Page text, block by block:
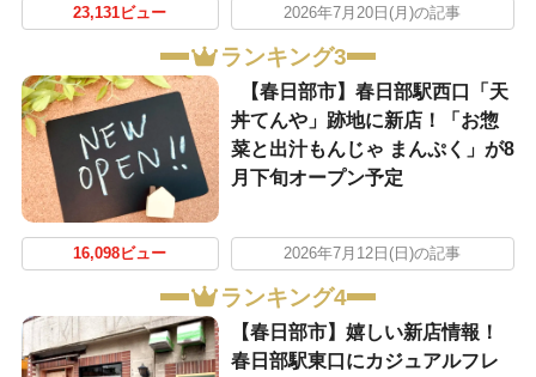
23,131ビュー 2026年7月20日(月)の記事
ランキング3
【春日部市】春日部駅西口「天
丼てんや」跡地に新店！「お惣
菜と出汁もんじゃ まんぷく」が8
月下旬オープン予定
16,098ビュー 2026年7月12日(日)の記事
ランキング4
【春日部市】嬉しい新店情報！
春日部駅東口にカジュアルフレ